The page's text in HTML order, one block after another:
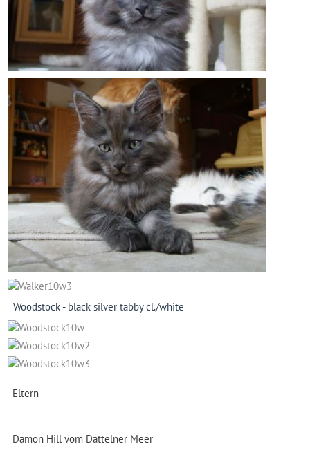
Woodstock - black silver tabby cl./white
Eltern
Damon Hill vom Dattelner Meer